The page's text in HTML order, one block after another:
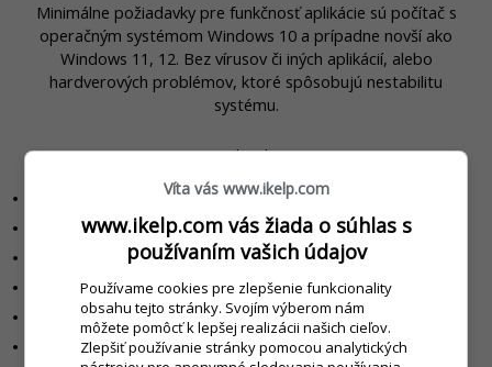
Minimálne požiadavky pre funkčnosť aplikácie sú počítač s
operačným systémom Windows 10 a prípadne novší ako
Windows 11, 12. Bez vírusov či iných aplikácií, alebo
hardverových problémov, ktoré spôsobujú nestabilitu
systému.
Technicky:
Pamäť 4 GB RAM
Pevný disk 5 GB voľného miesta
Monitor s rozlíšením min. 1280x1024
SQL Native Client 2012
.NET Framework 4.7.2
Víta vás www.ikelp.com
www.ikelp.com vás žiada o súhlas s
používaním vašich údajov
Používame cookies pre zlepšenie funkcionality
obsahu tejto stránky. Svojím výberom nám
môžete pomôcť k lepšej realizácii našich cieľov.
Zlepšiť používanie stránky pomocou analytických